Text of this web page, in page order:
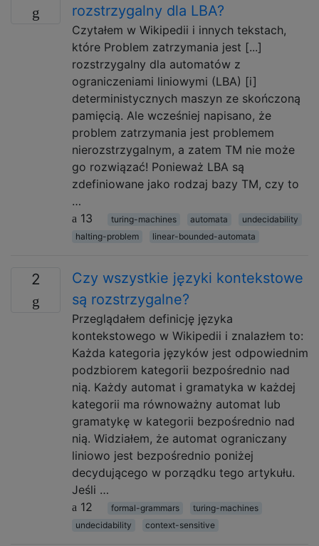
rozstrzygalny dla LBA?
Czytałem w Wikipedii i innych tekstach,
które Problem zatrzymania jest [...]
rozstrzygalny dla automatów z
ograniczeniami liniowymi (LBA) [i]
deterministycznych maszyn ze skończoną
pamięcią. Ale wcześniej napisano, że
problem zatrzymania jest problemem
nierozstrzygalnym, a zatem TM nie może
go rozwiązać! Ponieważ LBA są
zdefiniowane jako rodzaj bazy TM, czy to
…
13
turing-machines automata
undecidability
halting-problem
linear-bounded-automata
2
Czy wszystkie języki kontekstowe
są rozstrzygalne?
Przeglądałem definicję języka
kontekstowego w Wikipedii i znalazłem to:
Każda kategoria języków jest odpowiednim
podzbiorem kategorii bezpośrednio nad
nią. Każdy automat i gramatyka w każdej
kategorii ma równoważny automat lub
gramatykę w kategorii bezpośrednio nad
nią. Widziałem, że automat ograniczany
liniowo jest bezpośrednio poniżej
decydującego w porządku tego artykułu.
Jeśli …
12
formal-grammars
turing-machines
undecidability
context-sensitive